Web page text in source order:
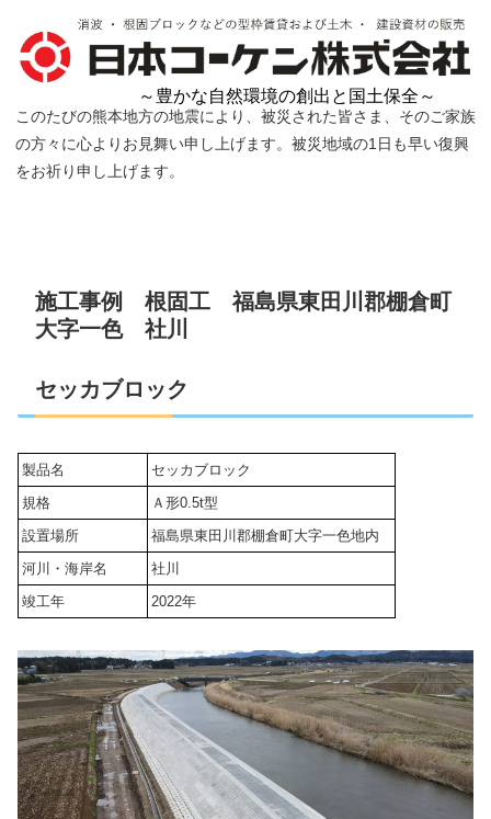
～豊かな自然環境の創出と国土保全～
このたびの熊本地方の地震により、被災された皆さま、そのご家族
の方々に心よりお見舞い申し上げます。被災地域の1日も早い復興
をお祈り申し上げます。
施工事例 根固工 福島県東田川郡棚倉町
大字一色 社川
セッカブロック
製品名
セッカブロック
規格
Ａ形0.5t型
設置場所
福島県東田川郡棚倉町大字一色地内
河川・海岸名
社川
竣工年
2022年